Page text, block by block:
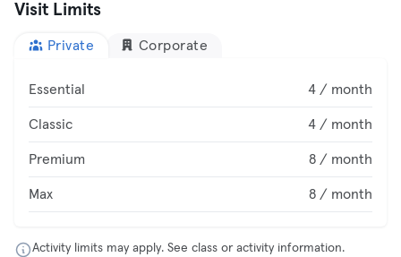
Visit Limits
Private Corporate
Essential 4 / month
Classic 4 / month
Premium 8 / month
Max 8 / month
Activity limits may apply. See class or activity information.